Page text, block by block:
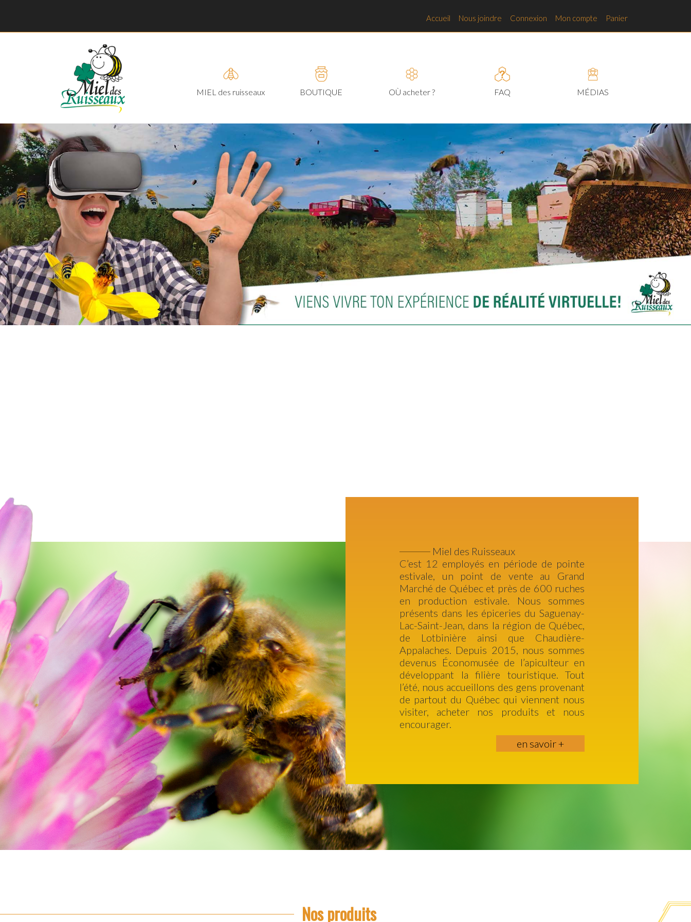
Accueil Nous joindre Connexion Mon compte Panier
MIEL des ruisseaux BOUTIQUE OÙ acheter ? FAQ MÉDIAS
Miel des Ruisseaux
C’est 12 employés en période de pointe
estivale, un point de vente au Grand
Marché de Québec et près de 600 ruches
en production estivale. Nous sommes
présents dans les épiceries du Saguenay-
Lac-Saint-Jean, dans la région de Québec,
de Lotbinière ainsi que Chaudière-
Appalaches. Depuis 2015, nous sommes
devenus Économusée de l’apiculteur en
développant la filière touristique. Tout
l’été, nous accueillons des gens provenant
de partout du Québec qui viennent nous
visiter, acheter nos produits et nous
encourager.
en savoir +
Nos produits